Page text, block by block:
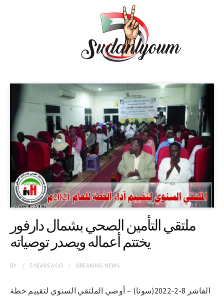
ملتقي التأمين الصحي بشمال دارفور
يختتم أعماله ويصدر توصياته
BY 5 YEARSAGO BREAKING NEWS
الفاشر 8-2-2022(سونا) – أوصي الملتقي السنوي لتقييم خطة